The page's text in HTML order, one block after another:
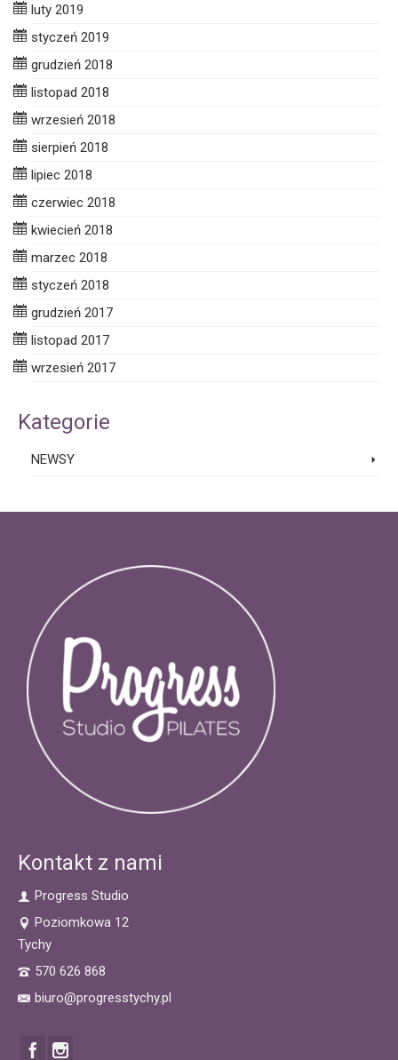
luty 2019
styczeń 2019
grudzień 2018
listopad 2018
wrzesień 2018
sierpień 2018
lipiec 2018
czerwiec 2018
kwiecień 2018
marzec 2018
styczeń 2018
grudzień 2017
listopad 2017
wrzesień 2017
Kategorie
NEWSY
Kontakt z nami
Progress Studio
Poziomkowa 12
Tychy
570 626 868
biuro@progresstychy.pl